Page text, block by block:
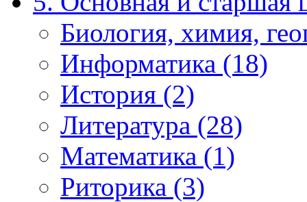
Биология, химия,
Информатика (18)
История (2)
Литература (28)
Математика (1)
Риторика (3)